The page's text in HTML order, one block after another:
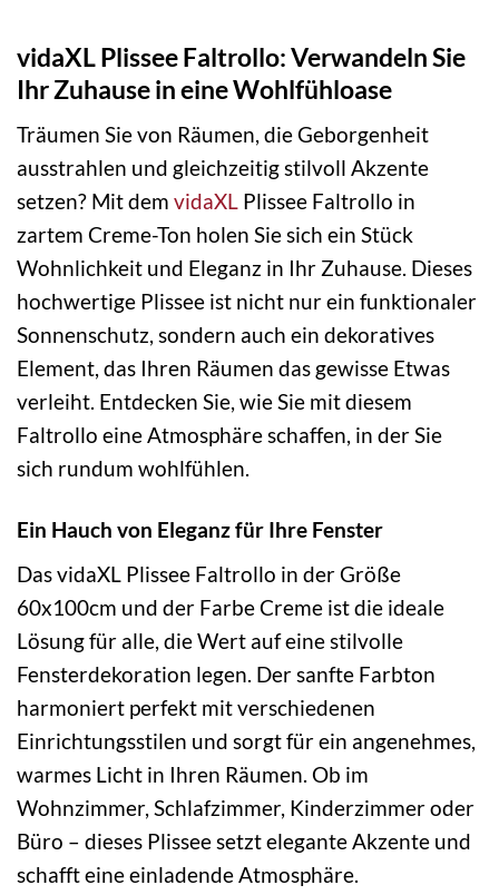
vidaXL Plissee Faltrollo: Verwandeln Sie
Ihr Zuhause in eine Wohlfühloase
Träumen Sie von Räumen, die Geborgenheit
ausstrahlen und gleichzeitig stilvoll Akzente
setzen? Mit dem vidaXL Plissee Faltrollo in
zartem Creme-Ton holen Sie sich ein Stück
Wohnlichkeit und Eleganz in Ihr Zuhause. Dieses
hochwertige Plissee ist nicht nur ein funktionaler
Sonnenschutz, sondern auch ein dekoratives
Element, das Ihren Räumen das gewisse Etwas
verleiht. Entdecken Sie, wie Sie mit diesem
Faltrollo eine Atmosphäre schaffen, in der Sie
sich rundum wohlfühlen.
Ein Hauch von Eleganz für Ihre Fenster
Das vidaXL Plissee Faltrollo in der Größe
60x100cm und der Farbe Creme ist die ideale
Lösung für alle, die Wert auf eine stilvolle
Fensterdekoration legen. Der sanfte Farbton
harmoniert perfekt mit verschiedenen
Einrichtungsstilen und sorgt für ein angenehmes,
warmes Licht in Ihren Räumen. Ob im
Wohnzimmer, Schlafzimmer, Kinderzimmer oder
Büro – dieses Plissee setzt elegante Akzente und
schafft eine einladende Atmosphäre.